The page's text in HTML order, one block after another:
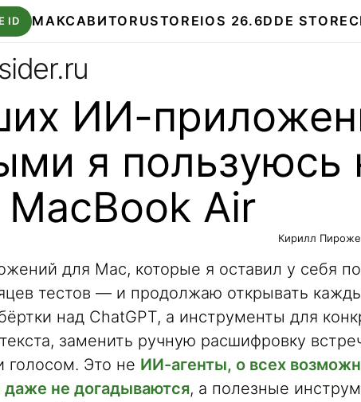
ID МАКСАВИТО RUSTOREIOS 26.6DDE STORE
ИИ-
я пользуюсь
Air
Кирилл
для Mac, которые я оставил у себя
тестов — и продолжаю открывать
над ChatGPT, а инструменты для
заменить ручную расшифровку
голосом. Это не ИИ-агенты, о всех
даже не догадываются, а полезные